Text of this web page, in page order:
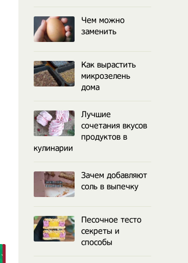
Чем можно
заменить
Как вырастить
микрозелень
дома
Лучшие
сочетания вкусов
продуктов в
кулинарии
Зачем добавляют
соль в выпечку
Песочное тесто
секреты и
способы